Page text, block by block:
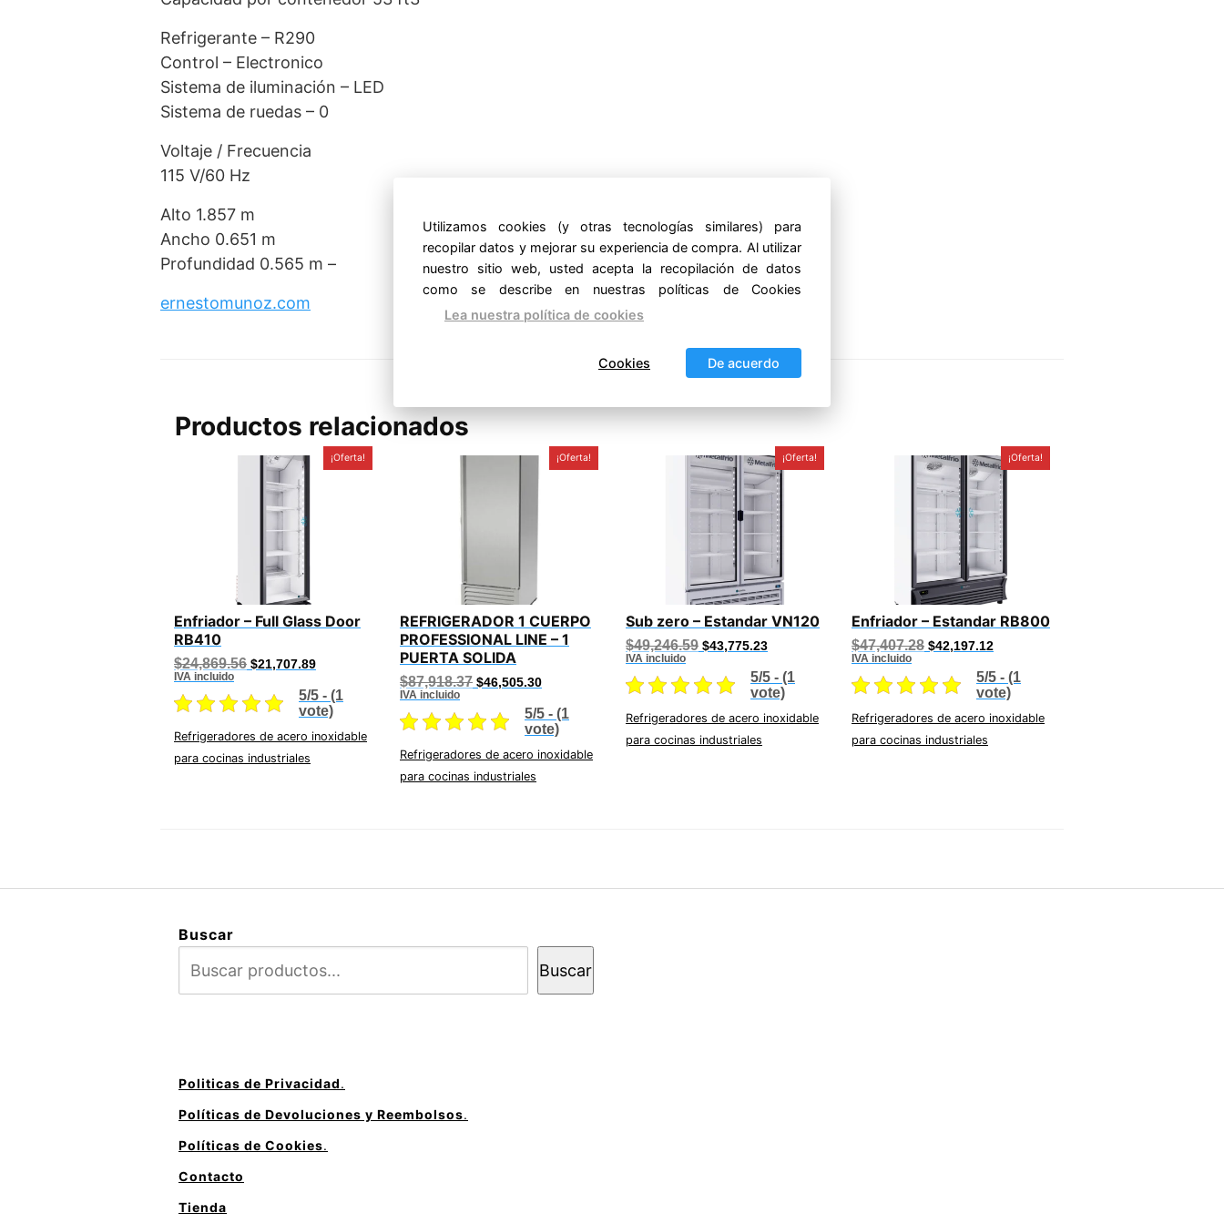
Refrigerante – R290
Control – Electronico
Sistema de iluminación – LED
Sistema de ruedas – 0
Voltaje / Frecuencia
115 V/60 Hz
Alto 1.857 m
Ancho 0.651 m
Profundidad 0.565 m –
ernestomunoz.com
Productos relacionados
¡Oferta!
Enfriador – Full Glass Door
RB410
$24,869.56 Original
price
$24,869.56.
$21,707.89Current
price
is:
$21,707.89.
IVA incluido
5/5 - (1
vote)
Refrigeradores de acero inoxidable
para cocinas industriales
¡Oferta!
REFRIGERADOR 1 CUERPO
PROFESSIONAL LINE – 1
PUERTA SOLIDA
$87,918.37 Original
price
$87,918.37.
$46,505.30Current
price
is:
$46,505.30.
IVA incluido
5/5 - (1
vote)
Refrigeradores de acero inoxidable
para cocinas industriales
¡Oferta!
Sub zero – Estandar VN120
$49,246.59 Original
price
$49,246.59.
$43,775.23
price
is:
$43,775.23.
IVA incluido
5/5 - (1
vote)
Refrigeradores de acero inoxidable
para cocinas industriales
¡Oferta!
Enfriador – Estandar RB800
$47,407.28 Original
price
$47,407.28.
$42,197.12
price
is:
$42,197.12.
IVA incluido
5/5 - (1
vote)
Refrigeradores de acero inoxidable
para cocinas industriales
Buscar
Buscar
Politicas de Privacidad.
Políticas de Devoluciones y Reembolsos.
Políticas de Cookies.
Contacto
Tienda
Utilizamos cookies (y otras tecnologías similares) para
recopilar datos y mejorar su experiencia de compra. Al utilizar
nuestro sitio web, usted acepta la recopilación de datos
como se describe en nuestras políticas de Cookies
Lea nuestra política de cookies
De acuerdo
Cookies